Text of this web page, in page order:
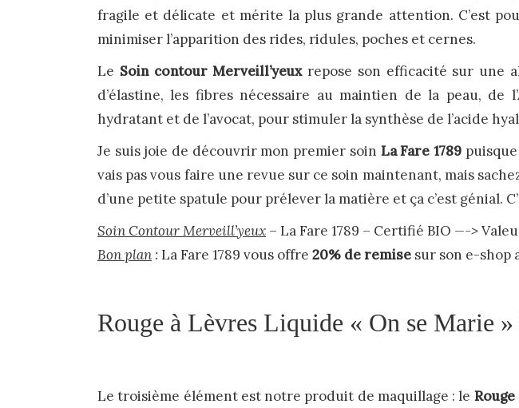
fragile et délicate et mérite la plus grande attention. C’est
minimiser l’apparition des rides, ridules, poches et cernes.
Le Soin contour Merveill’yeux repose son efficacité sur une
d’élastine, les fibres nécessaire au maintien de la peau,
hydratant et de l’avocat, pour stimuler la synthèse de l’acide
Je suis joie de découvrir mon premier soin La Fare 1789puisque
vais pas vous faire une revue sur ce soin maintenant, mais
d’une petite spatule pour prélever la matière et ça c’est génial.
Soin Contour Merveill’yeux – La Fare 1789 – Certifié BIO —->
Bon plan : La Fare 1789 vous offre 20% de remise sur son e-shop
Rouge à Lèvres Liquide « On se Marie
Le troisième élément est notre produit de maquillage : le